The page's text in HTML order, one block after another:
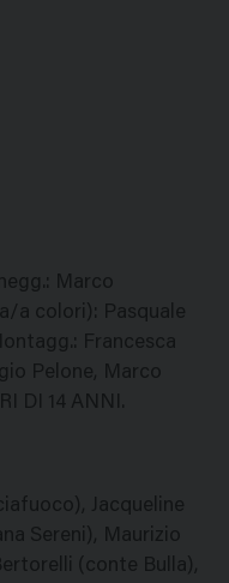
Marco
a colori): Pasquale
Francesca
Pelone, Marco
DI 14 ANNI.
Jacqueline
Sereni), Maurizio
(conte Bulla),